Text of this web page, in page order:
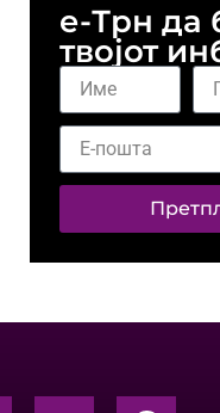
е-Трн да
твојот